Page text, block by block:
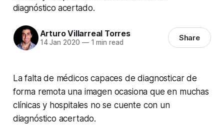
diagnóstico acertado.
Arturo Villarreal Torres
14 Jan 2020 —1 min read Share
La falta de médicos capaces de diagnosticar de
forma remota una imagen ocasiona que en muchas
clínicas y hospitales no se cuente con un
diagnóstico acertado.